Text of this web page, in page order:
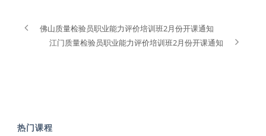
佛山质量检验员职业能力评价培训班2月份开课通知
江门质量检验员职业能力评价培训班2月份开课通知
热门课程